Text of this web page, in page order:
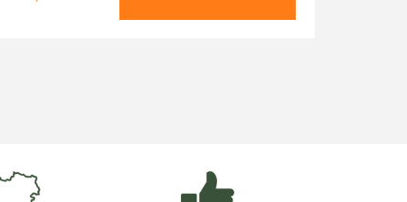
Der praktische Einhängetisch erweitert